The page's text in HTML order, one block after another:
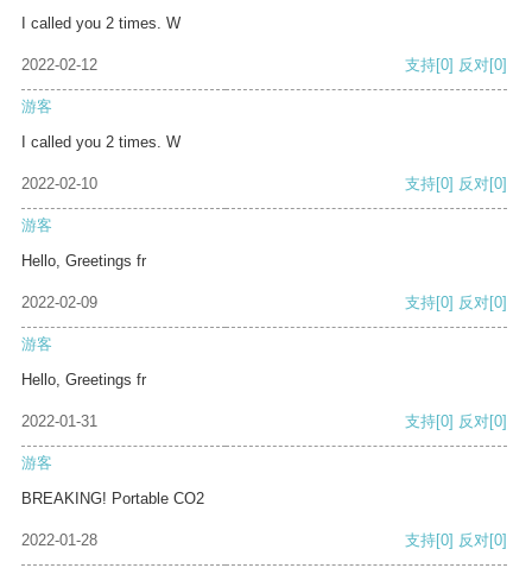
I called you 2 times. W
2022-02-12 支持[0] 反对[0]
游客
I called you 2 times. W
2022-02-10 支持[0] 反对[0]
游客
Hello, Greetings fr
2022-02-09 支持[0] 反对[0]
游客
Hello, Greetings fr
2022-01-31 支持[0] 反对[0]
游客
BREAKING! Portable CO2
2022-01-28 支持[0] 反对[0]